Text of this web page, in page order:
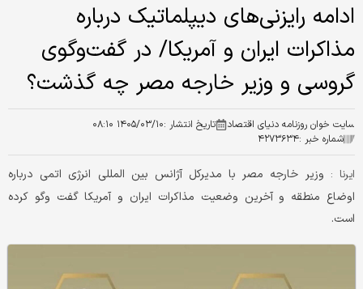
ادامه رایزنی‌های دیپلماتیک درباره
مذاکرات ایران و آمریکا/ در گفت‌و‌گوی
گروسی و وزیر خارجه مصر چه گذشت؟
سایت خوان روزنامه دنیای اقتصاد تاریخ انتشار :۱۴۰۵/۰۳/۱۰ ۰۸:۱۰
شماره خبر :۴۲۷۳۶۳۴
ایرنا : وزیر خارجه مصر با مدیرکل آژانس بین المللی انرژی اتمی درباره
اوضاع منطقه و آخرین وضعیت مذاکرات ایران و آمریکا گفت وگو کرده
است.